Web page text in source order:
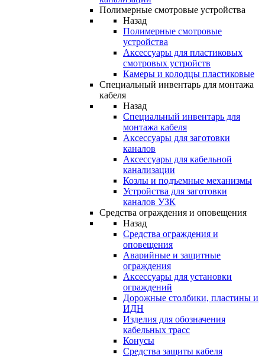
Полимерные смотровые устройства
Назад
Полимерные смотровые
устройства
Аксессуары для пластиковых
смотровых устройств
Камеры и колодцы пластиковые
Специальный инвентарь для монтажа
кабеля
Назад
Специальный инвентарь для
монтажа кабеля
Аксессуары для заготовки
каналов
Аксессуары для кабельной
канализации
Козлы и подъемные механизмы
Устройства для заготовки
каналов УЗК
Средства ограждения и оповещения
Назад
Средства ограждения и
оповещения
Аварийные и защитные
ограждения
Аксессуары для установки
ограждений
Дорожные столбики, пластины и
ИДН
Изделия для обозначения
кабельных трасс
Конусы
Средства защиты кабеля